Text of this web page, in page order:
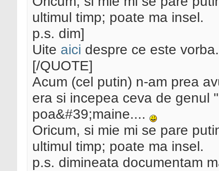
ultimul timp; poate ma insel.
p.s. dim]
Uite aici despre ce este vorba.
[/QUOTE]
Acum (cel putin) n-am prea
era si incepea ceva de genul
poa&#39;maine....
Oricum, si mie mi se pare
ultimul timp; poate ma insel.
p.s. dimineata documentam